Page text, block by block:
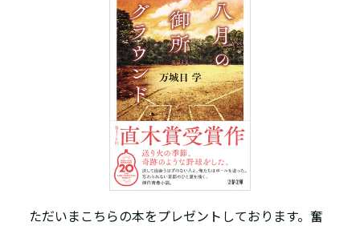
ただいまこちらの本をプレゼントしております。奮